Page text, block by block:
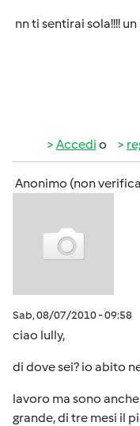
nn ti sentirai sola!!!!
Accedi o
Anonimo (non
Sab, 08/07/2010 - 09:58
ciao lully,
di dove sei? io abito
lavoro ma sono
grande, di tre mesi il